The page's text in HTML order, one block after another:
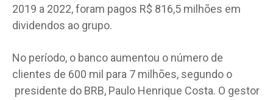
2019 a 2022, foram pagos R$ 816,5 milhões em
dividendos ao grupo.
No período, o banco aumentou o número de
clientes de 600 mil para 7 milhões, segundo o
presidente do BRB, Paulo Henrique Costa. O gestor